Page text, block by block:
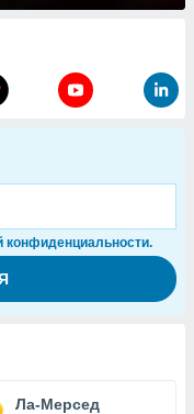
конфиденциальности.
Ла-Мерсед